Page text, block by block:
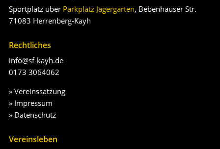
Sportplatz über Parkplatz Jägergarten, Bebenhäuser Str.
71083 Herrenberg-Kayh
Rechtliches
info@sf-kayh.de
0173 3064062
» Vereinssatzung
» Impressum
» Datenschutz
Vereinsleben